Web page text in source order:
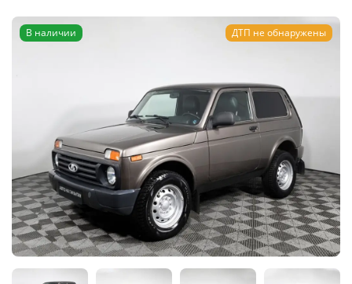
В наличии ДТП не обнаружены